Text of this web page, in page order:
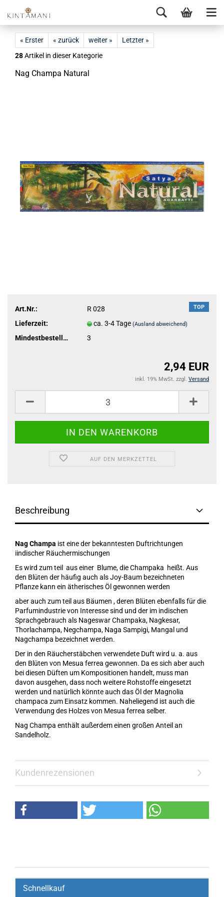
« Erster « zurück weiter »
Letzter »
28Artikel in dieser Kategorie
Nag Cham­pa Na­tu­ral
TOP
Art.Nr.:
R 028
Lieferzeit:
ca. 3-4 Tage(Ausland abweichend)
Mindestbestellmenge: 3
2,94 EUR
inkl. 19% MwSt. zzgl. Versand
AUF DEN MERKZETTEL
Beschreibung
Nag Champa ist eine der bekanntesten Duftrichtungen
iindischer Räuchermischungen
Es wird zum teil aus einer Blume, die Champaka heißt. Aus
den Blüten der häufig auch als Joy-Baum bezeichneten
Pflanze kann ein ätherisches Öl gewonnen werden
aber auch zum teil aus Bäumen , deren Blüten ebenfalls für die
Parfumindustrie von Interesse sind und der im indischen
Sprachgebrauch als Nageswar Champaka, Nagkesar,
Thorlachampa, Negchampa, Naga Sampigi, Mangal und
Nagchampa bezeichnet werden.
Der in den Räucherstäbchen verwendete Duft wird u. a. aus
den Blüten von Mesua ferrea gewonnen. Da es sich aber auch
bei diesen Düften um Kompositionen handelt, muss man
davon ausgehen, dass noch weitere Rohstoffe eingesetzt
werden und natürlich könnte auch das Öl der Magnolia
champaca zum Einsatz kommen. Naheliegend ist auch die
Verwendung des Holzes von Mesua ferrea selber.
Nag Champa enthält außerdem einen großen Anteil an
Sandelholz.
Kundenrezensionen
Schnellkauf